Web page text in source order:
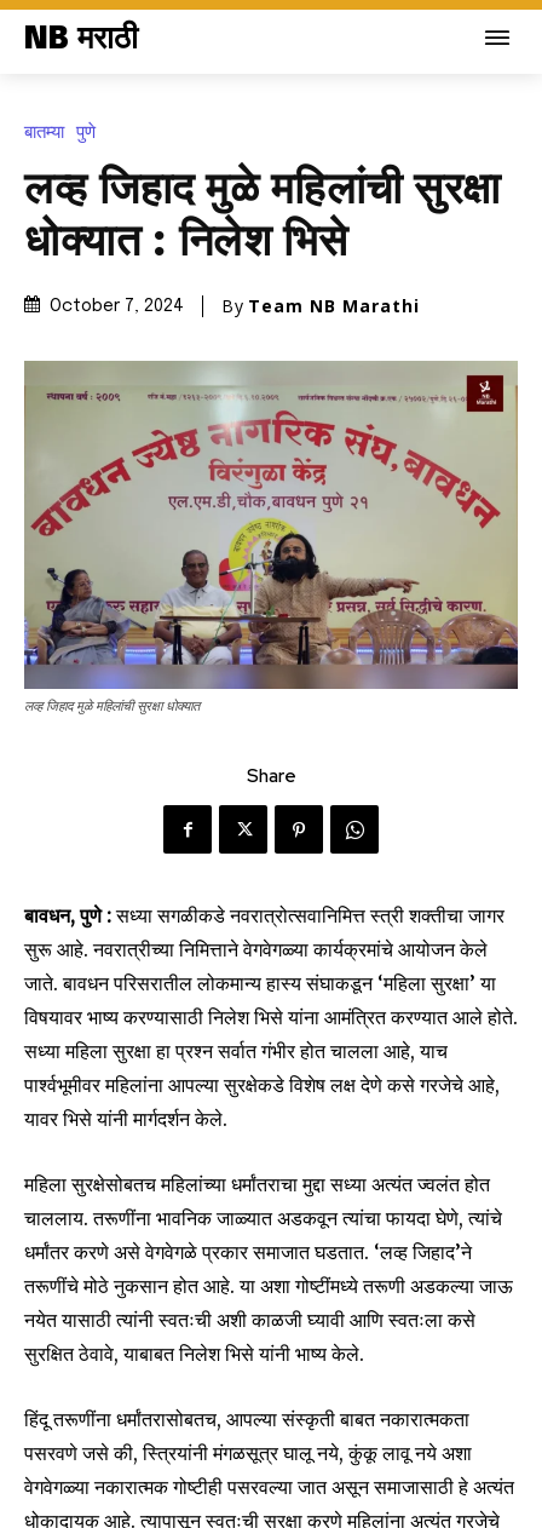
Join our community of
NB मराठी
बातम्या पुणे
लव्ह जिहाद मुळे महिलांची सुरक्षा
धोक्यात : निलेश भिसे
October 7, 2024 By Team NB Marathi
लव्ह जिहाद मुळे महिलांची सुरक्षा धोक्यात
Share
बावधन, पुणे :सध्या सगळीकडे नवरात्रोत्सवानिमित्त स्त्री शक्तीचा जागर
सुरू आहे. नवरात्रीच्या निमित्ताने वेगवेगळ्या कार्यक्रमांचे आयोजन केले
जाते. बावधन परिसरातील लोकमान्य हास्य संघाकडून ‘महिला सुरक्षा’ या
विषयावर भाष्य करण्यासाठी निलेश भिसे यांना आमंत्रित करण्यात आले होते.
सध्या महिला सुरक्षा हा प्रश्न सर्वात गंभीर होत चालला आहे‌, याच
पार्श्वभूमीवर महिलांना आपल्या सुरक्षेकडे विशेष लक्ष देणे कसे गरजेचे आहे,
यावर भिसे यांनी मार्गदर्शन केले.
महिला सुरक्षेसोबतच महिलांच्या धर्मांतराचा मुद्दा सध्या अत्यंत ज्वलंत होत
चाललाय. तरूणींना भावनिक जाळ्यात अडकवून त्यांचा फायदा घेणे, त्यांचे
धर्मांतर करणे असे वेगवेगळे प्रकार समाजात घडतात. ‘लव्ह जिहाद’ने
तरूणींचे मोठे नुकसान होत आहे. या अशा गोष्टींमध्ये तरूणी अडकल्या जाऊ
नयेत यासाठी त्यांनी स्वतःची अशी काळजी घ्यावी आणि स्वतःला कसे
सुरक्षित ठेवावे, याबाबत निलेश भिसे यांनी भाष्य केले.
हिंदू तरूणींना धर्मांतरासोबतच, आपल्या संस्कृती बाबत नकारात्मकता
पसरवणे जसे की, स्त्रियांनी मंगळसूत्र घालू नये, कुंकू लावू नये अशा‌
वेगवेगळ्या नकारात्मक गोष्टीही पसरवल्या जात असून समाजासाठी हे अत्यंत
धोकादायक आहे. त्यापासून स्वतःची सुरक्षा करणे महिलांना अत्यंत गरजेचे